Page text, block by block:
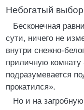
Небогатый выбор
Бесконечная
сути, ничего не
внутри снежно-
приличную комнату
подразумевается
прокатился».
Но и на